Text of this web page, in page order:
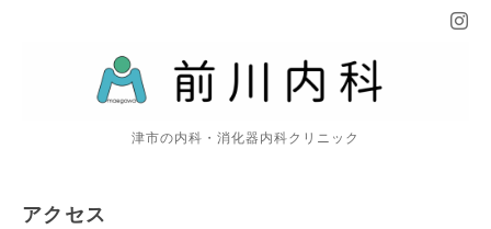
津市の内科・消化器内科クリニック
アクセス